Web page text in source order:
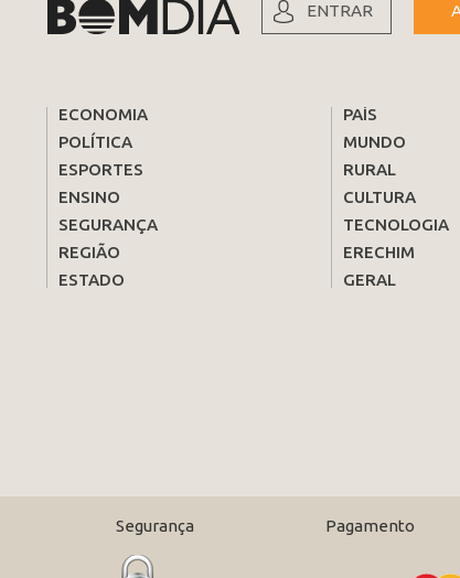
ENTRAR
ECONOMIA
POLÍTICA
ESPORTES
ENSINO
SEGURANÇA
REGIÃO
ESTADO
PAÍS
MUNDO
RURAL
CULTURA
TECNOLOGIA
ERECHIM
GERAL
Segurança Pagamento